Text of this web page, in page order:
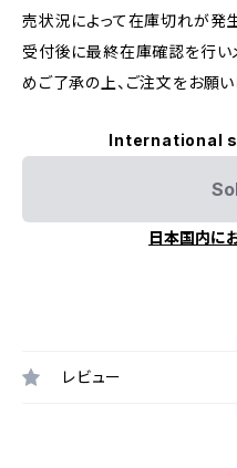
売状況によって在庫切れが発
受付後に最終在庫確認を行い
めご了承の上、ご注文をお願い
International
日本国内に
レビュー